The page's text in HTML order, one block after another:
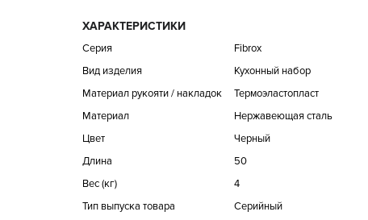
ХАРАКТЕРИСТИКИ
Серия
Fibrox
Вид изделия
Кухонный набор
Материал рукояти / накладок
Термоэластопласт
Материал
Нержавеющая сталь
Цвет
Черный
Длина
50
Вес (кг)
4
Тип выпуска товара
Серийный